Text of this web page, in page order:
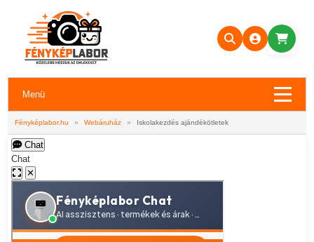
Menü
Fényképlabor.hu » Webáruház » Iskolakezdés ajándékötletek
Chat
Chat
✕